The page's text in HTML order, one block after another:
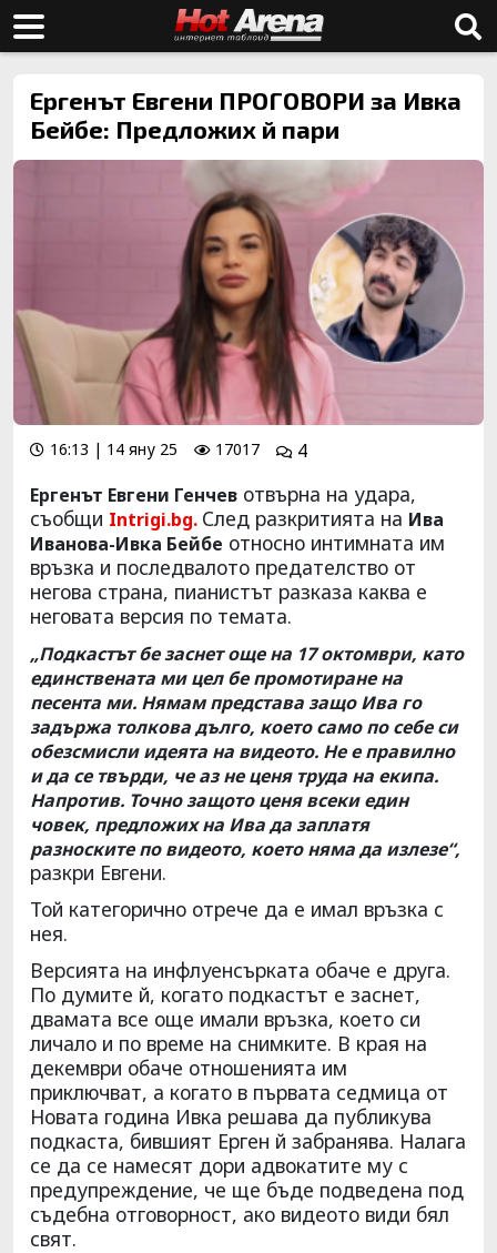
Ергенът Евгени ПРОГОВОРИ за Ивка
Бейбе: Предложих й пари
16:13 | 14 яну 25 17017
4
Ергенът Евгени Генчев отвърна на удара,
съобщи Intrigi.bg. След разкритията на Ива
Иванова-Ивка Бейбе относно интимната им
връзка и последвалото предателство от
негова страна, пианистът разказа каква е
неговата версия по темата.
„Подкастът бе заснет още на 17 октомври, като
единствената ми цел бе промотиране на
песента ми. Нямам представа защо Ива го
задържа толкова дълго, което само по себе си
обезсмисли идеята на видеото. Не е правилно
и да се твърди, че аз не ценя труда на екипа.
Напротив. Точно защото ценя всеки един
човек, предложих на Ива да заплатя
разноските по видеото, което няма да излезе“,
разкри Евгени.
Той категорично отрече да е имал връзка с
нея.
Версията на инфлуенсърката обаче е друга.
По думите й, когато подкастът е заснет,
двамата все още имали връзка, което си
личало и по време на снимките. В края на
декември обаче отношенията им
приключват, а когато в първата седмица от
Новата година Ивка решава да публикува
подкаста, бившият Ерген й забранява. Налага
се да се намесят дори адвокатите му с
предупреждение, че ще бъде подведена под
съдебна отговорност, ако видеото види бял
свят.